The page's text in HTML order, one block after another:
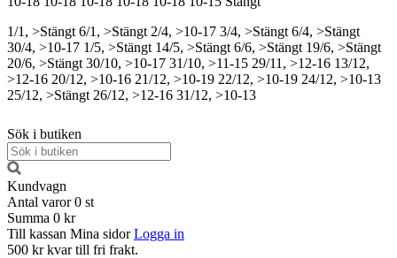
1/1, >Stängt 6/1, >Stängt 2/4, >10-17 3/4, >Stängt 6/4, >Stängt
30/4, >10-17 1/5, >Stängt 14/5, >Stängt 6/6, >Stängt 19/6, >Stängt
20/6, >Stängt 30/10, >10-17 31/10, >11-15 29/11, >12-16 13/12,
>12-16 20/12, >10-16 21/12, >10-19 22/12, >10-19 24/12, >10-13
25/12, >Stängt 26/12, >12-16 31/12, >10-13
Sök i butiken
Kundvagn
Antal varor 0 st
Summa 0 kr
Till kassan Mina sidor Logga in
500 kr kvar till fri frakt.